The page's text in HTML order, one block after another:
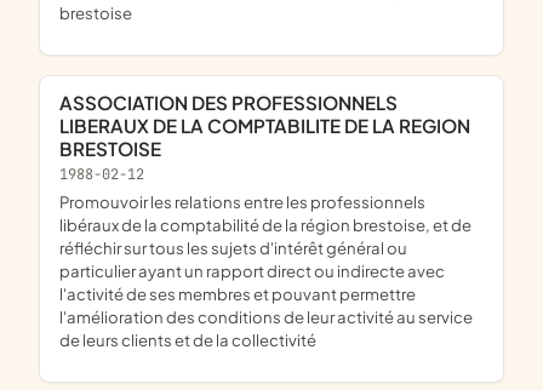
brestoise
ASSOCIATION DES PROFESSIONNELS
LIBERAUX DE LA COMPTABILITE DE LA REGION
BRESTOISE
1988-02-12
promouvoir les relations entre les professionnels
libéraux de la comptabilité de la région brestoise, et de
réfléchir sur tous les sujets d'intérêt général ou
particulier ayant un rapport direct ou indirecte avec
l'activité de ses membres et pouvant permettre
l'amélioration des conditions de leur activité au service
de leurs clients et de la collectivité